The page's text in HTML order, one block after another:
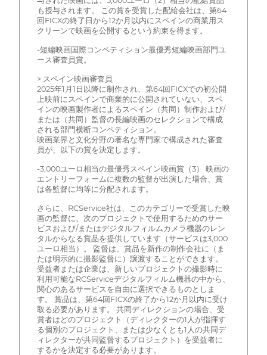
も授与されます。 この賞を受賞した配給会社は、第64
回FICXの終了日から12か月以内にスペインの商業用ス
クリーンで映画を公開するという約束を得ます。
-短編映画国際コンペティション最優秀短編映画部門ユ
ース審査員賞。
> スペイン映画審査員
2025年1月1日以降に制作され、第64回FICXでの初公開
上映前にスペインで商業的に公開されていない、スペ
インの映画製作者によるスペイン（共同）制作および/
または（共同）監督の長編映画のセレクションで構成
される部門横断コンペティション。
映画業界と文化分野の著名な専門家で構成された審査
員が、以下の賞を決定します。
-3,000ユーロ相当の最優秀スペイン映画賞（3） 映画の
エントリーフォームに複数の監督が出演した場合、賞
は各監督に均等に分配されます。
さらに、RCService社は、このカテゴリーで受賞した映
画の監督に、次のプロジェクトで使用するためのサー
ビスおよび/またはデジタルフィルムカメラ機器のレン
タルからなる賞品を提供しています（サービスは3,000
ユーロ相当）。 監督は、賞品を新作の制作会社に（ま
たは明示的に撮影監督に）譲渡することができます。
受益者または企業は、新しいプロジェクトの撮影時に
利用可能なRCServiceデジタルフィルム機器の中から、
関心のあるサービスを自由に選択できるものとしま
す。 賞品は、第64回FICXの終了から12か月以内に受け
取る必要があります。 共同ディレクションの場合、受
賞者はどのプロジェクト（ディレクターの1人が指揮す
る個別のプロジェクト、または少なくとも1人の共同デ
ィレクターが共同監督するプロジェクト）を受益者に
するかを決定する必要があります。